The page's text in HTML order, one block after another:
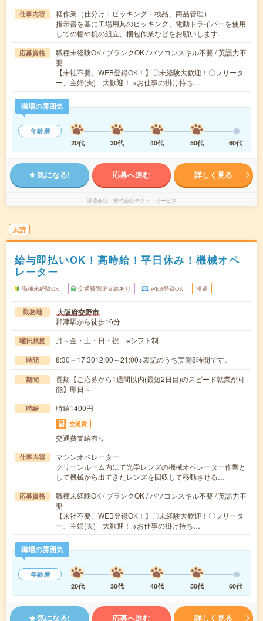
仕事内容
軽作業（仕分け・ピッキング・検品、商品管理）
指示書を基に工場用具のピッキング、電動ドライバーを使用
しての棚や机の組立、梱包作業などをお願いします…
応募資格
職種未経験OK / ブランクOK / パソコンスキル不要 / 英語力不
要
【来社不要、WEB登録OK！】〇未経験大歓迎！〇フリータ
ー、主婦(夫) 大歓迎！ ※お仕事の掛け持ち…
職場の雰囲気
年齢層
20代
30代 40代 50代 60代
気になる! 応募へ進む 詳しく見る
派遣会社 株式会社テクノ・サービス
未読
給与即払いOK！高時給！平日休み！機械オペ
レーター
職種未経験OK 交通費別途支給あり WEB登録OK 派遣
勤務地 大阪府交野市
郡津駅から徒歩16分
曜日頻度 月～金・土・日・祝 ※シフト制
時間 8:30～17:3012:00～21:00※表記のうち実働8時間です。
期間
長期【ご応募から1週間以内(最短2日目)のスピード就業が可
能】即日～
時給 時給1400円
交通費
交通費支給有り
仕事内容
マシンオペレーター
クリーンルーム内にて光学レンズの機械オペレーター作業と
して機械から出てきたレンズを回収して移動させる…
応募資格
職種未経験OK / ブランクOK / パソコンスキル不要 / 英語力不
要
【来社不要、WEB登録OK！】〇未経験大歓迎！〇フリータ
ー、主婦(夫) 大歓迎！ ※お仕事の掛け持ち…
職場の雰囲気
年齢層
20代
30代 40代 50代 60代
気になる! 応募へ進む 詳しく見る